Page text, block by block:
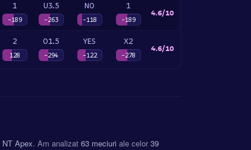
1
-189
U3.5
-263
NO
-118
1
-189
4.6/10
2
128
O1.5
-294
YES
-122
X2
-278
4.6/10
NT Apex. Am analizat 63 meciuri ale celor 39